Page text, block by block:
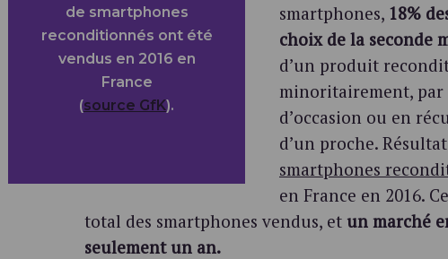
de smartphones
reconditionnés ont été
vendus en 2016 en
France
(source GfK).
smartphones, 18%
choix de la seconde
d’un produit
minoritairement, par
d’occasion ou en
d’un proche.
smartphones
en France en 2016.
total des smartphones vendus, et un marché
seulement un an.